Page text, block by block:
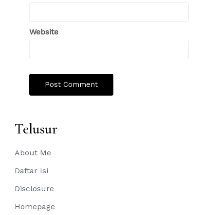
Website
Telusur
About Me
Daftar Isi
Disclosure
Homepage